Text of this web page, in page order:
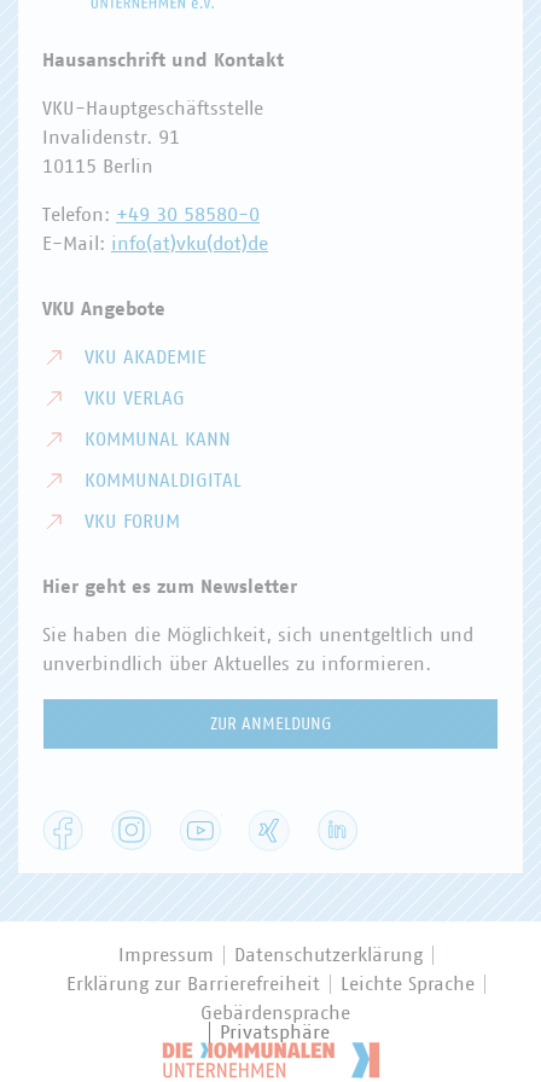
Hausanschrift und Kontakt
VKU-Hauptgeschäftsstelle
Invalidenstr. 91
10115 Berlin
Telefon: +49 30 58580-0
E-Mail: info(at)vku(dot)de
VKU Angebote
VKU AKADEMIE
VKU VERLAG
KOMMUNAL KANN
KOMMUNALDIGITAL
VKU FORUM
Hier geht es zum Newsletter
Sie haben die Möglichkeit, sich unentgeltlich und
unverbindlich über Aktuelles zu informieren.
ZUR ANMELDUNG
Facebook Instagram YouTube
Impressum
Datenschutzerklärung
Erklärung zur Barrierefreiheit
Leichte Sprache
Gebärdensprache
Privatsphäre